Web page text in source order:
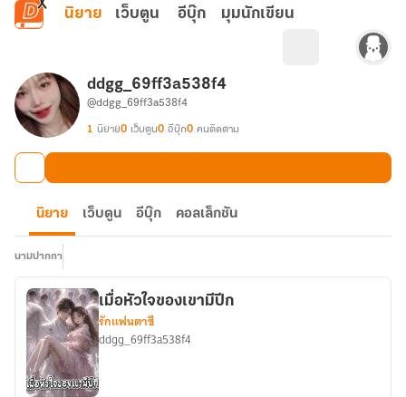
ข้ามไปยังเนื้อหาหลัก
นิยาย เว็บตูน อีบุ๊ก มุมนักเขียน
ddgg_69ff3a538f4
@ddgg_69ff3a538f4
1 นิยาย0 เว็บตูน0 อีบุ๊ก0 คนติดตาม
นิยาย เว็บตูน อีบุ๊ก คอลเล็กชัน
นามปากกา
เมื่อหัวใจของเขามีปีก
รักแฟนตาซี
ddgg_69ff3a538f4